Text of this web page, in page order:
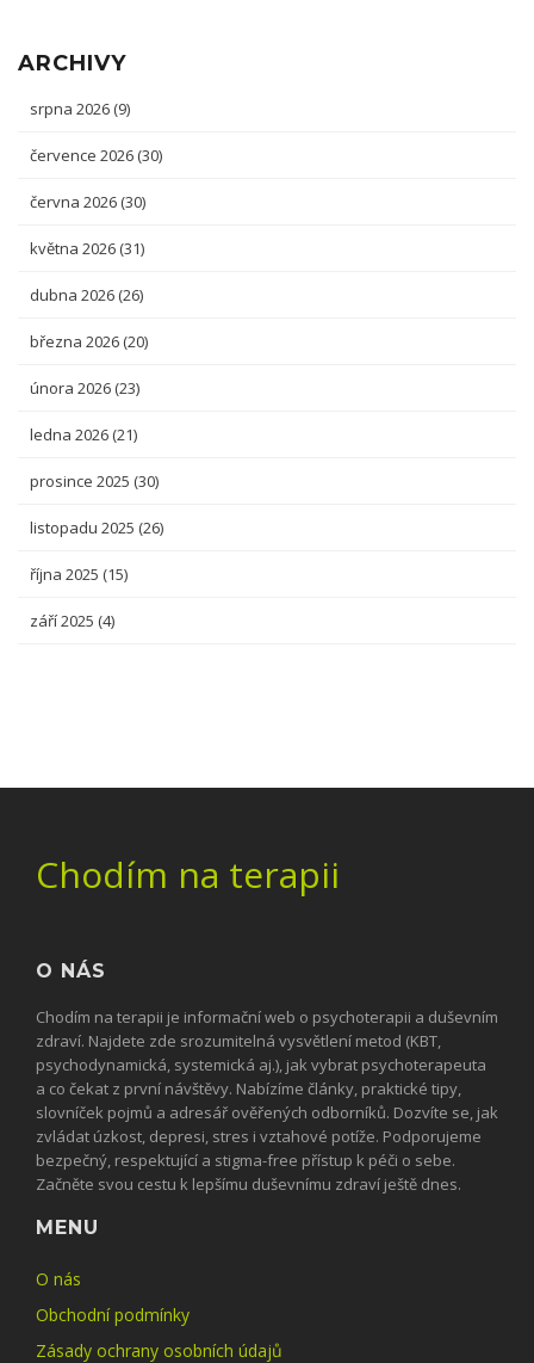
ARCHIVY
srpna 2026 (9)
července 2026 (30)
června 2026 (30)
května 2026 (31)
dubna 2026 (26)
března 2026 (20)
února 2026 (23)
ledna 2026 (21)
prosince 2025 (30)
listopadu 2025 (26)
října 2025 (15)
září 2025 (4)
Chodím na terapii
O NÁS
Chodím na terapii je informační web o psychoterapii a duševním
zdraví. Najdete zde srozumitelná vysvětlení metod (KBT,
psychodynamická, systemická aj.), jak vybrat psychoterapeuta
a co čekat z první návštěvy. Nabízíme články, praktické tipy,
slovníček pojmů a adresář ověřených odborníků. Dozvíte se, jak
zvládat úzkost, depresi, stres i vztahové potíže. Podporujeme
bezpečný, respektující a stigma-free přístup k péči o sebe.
Začněte svou cestu k lepšímu duševnímu zdraví ještě dnes.
MENU
O nás
Obchodní podmínky
Zásady ochrany osobních údajů